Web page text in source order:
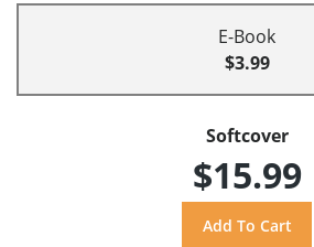
E-Book
$3.99
Softcover
$15.99